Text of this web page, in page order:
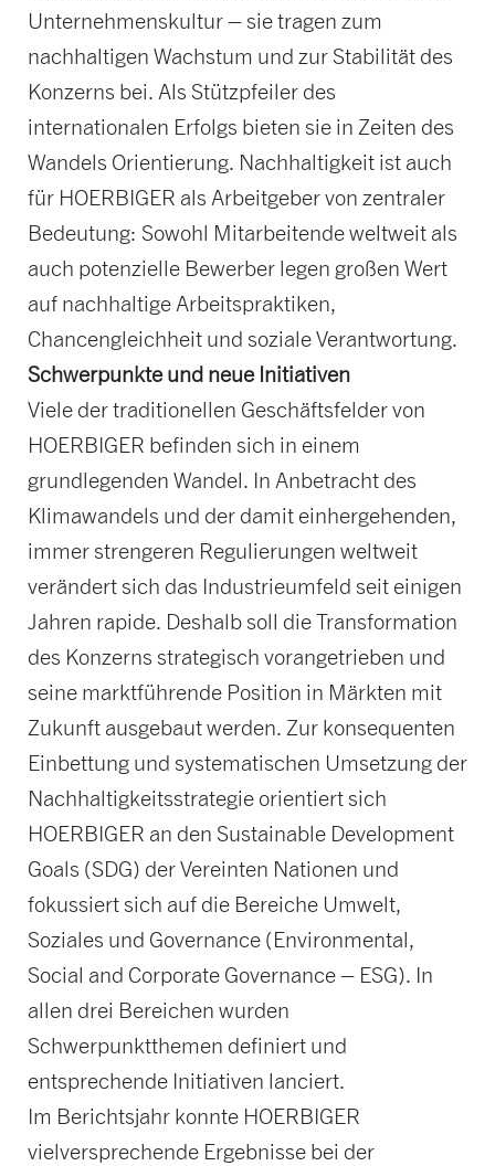
Unternehmenskultur – sie tragen zum
nachhaltigen Wachstum und zur Stabilität des
Konzerns bei. Als Stützpfeiler des
internationalen Erfolgs bieten sie in Zeiten des
Wandels Orientierung. Nachhaltigkeit ist auch
für HOERBIGER als Arbeitgeber von zentraler
Bedeutung: Sowohl Mitarbeitende weltweit als
auch potenzielle Bewerber legen großen Wert
auf nachhaltige Arbeitspraktiken,
Chancengleichheit und soziale Verantwortung.
Schwerpunkte und neue Initiativen
Viele der traditionellen Geschäftsfelder von
HOERBIGER befinden sich in einem
grundlegenden Wandel. In Anbetracht des
Klimawandels und der damit einhergehenden,
immer strengeren Regulierungen weltweit
verändert sich das Industrieumfeld seit einigen
Jahren rapide. Deshalb soll die Transformation
des Konzerns strategisch vorangetrieben und
seine marktführende Position in Märkten mit
Zukunft ausgebaut werden. Zur konsequenten
Einbettung und systematischen Umsetzung der
Nachhaltigkeitsstrategie orientiert sich
HOERBIGER an den Sustainable Development
Goals (SDG) der Vereinten Nationen und
fokussiert sich auf die Bereiche Umwelt,
Soziales und Governance (Environmental,
Social and Corporate Governance – ESG). In
allen drei Bereichen wurden
Schwerpunktthemen definiert und
entsprechende Initiativen lanciert.
Im Berichtsjahr konnte HOERBIGER
vielversprechende Ergebnisse bei der